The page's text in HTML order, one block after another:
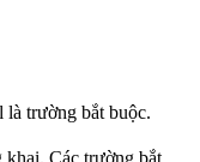
trường bắt buộc.
khai. Các trường bắt